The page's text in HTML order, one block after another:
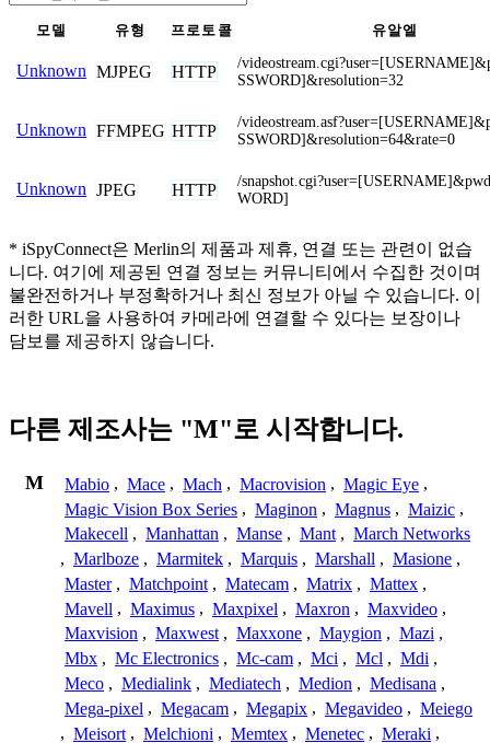
모델 유형 프로토콜 유알엘
Unknown MJPEG HTTP
/
SSWORD]&resolution=32
Unknown FFMPEG HTTP
/
SSWORD]&resolution=64&rate=0
Unknown JPEG HTTP
/
WORD]
* iSpyConnect은 Merlin의 제품과 제휴, 연결 또는 관련이 없습
니다. 여기에 제공된 연결 정보는 커뮤니티에서 수집한 것이며
불완전하거나 부정확하거나 최신 정보가 아닐 수 있습니다. 이
러한 URL을 사용하여 카메라에 연결할 수 있다는 보장이나
담보를 제공하지 않습니다.
다른 제조사는 "M"로 시작합니다.
M Mabio , Mace , Mach , Macrovision , Magic Eye ,
Magic Vision Box Series , Maginon , Magnus , Maizic ,
Makecell , Manhattan , Manse , Mant , March Networks
, Marlboze , Marmitek , Marquis , Marshall , Masione ,
Master , Matchpoint , Matecam , Matrix , Mattex ,
Mavell , Maximus , Maxpixel , Maxron , Maxvideo ,
Maxvision , Maxwest , Maxxone , Maygion , Mazi ,
Mbx , Mc Electronics , Mc-cam , Mci , Mcl , Mdi ,
Meco , Medialink , Mediatech , Medion , Medisana ,
Mega-pixel , Megacam , Megapix , Megavideo , Meiego
, Meisort , Melchioni , Memtex , Menetec , Meraki ,